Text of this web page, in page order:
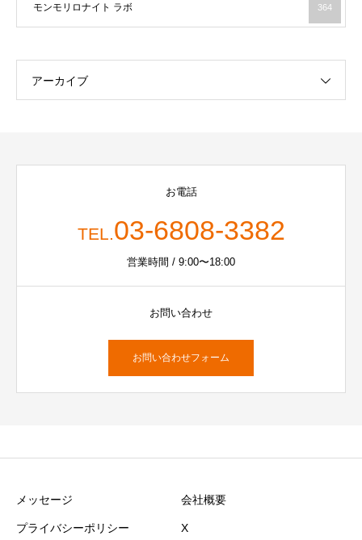
モンモリロナイト ラボ 364
アーカイブ
お電話
TEL.03-6808-3382
営業時間 / 9:00〜18:00
お問い合わせ
お問い合わせフォーム
メッセージ 会社概要
プライバシーポリシー X